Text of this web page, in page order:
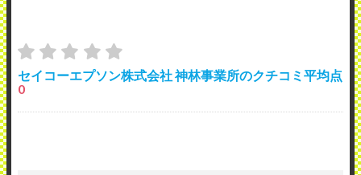
セイコーエプソン株式会社 神林事業所のクチコミ平均点
0